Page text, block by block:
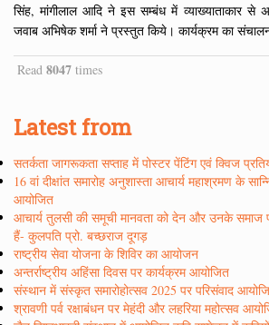
सिंह, मांगीलाल आदि ने इस सम्बंध में व्याख्याताकार
जवाब अभिषेक शर्मा ने प्रस्तुत किये। कार्यक्रम का
Read 8047 times
Latest from
सतर्कता जागरूकता सप्ताह में पोस्टर पेंटिंग एवं क्विज
16 वां दीक्षांत समारोह अनुशास्ता आचार्य महाश्रमण के
आयोजित
आचार्य तुलसी की समूची मानवता को देन और उनके समाज
हैं- कुलपति प्रो. बच्छराज दूगड़
राष्ट्रीय सेवा योजना के शिविर का आयोजन
अन्तर्राष्ट्रीय अहिंसा दिवस पर कार्यक्रम आयोजित
संस्थान में संस्कृत समारोहोत्सव 2025 पर परिसंवाद
श्रावणी पर्व रक्षाबंधन पर मेहंदी और लहरिया महोत्सव